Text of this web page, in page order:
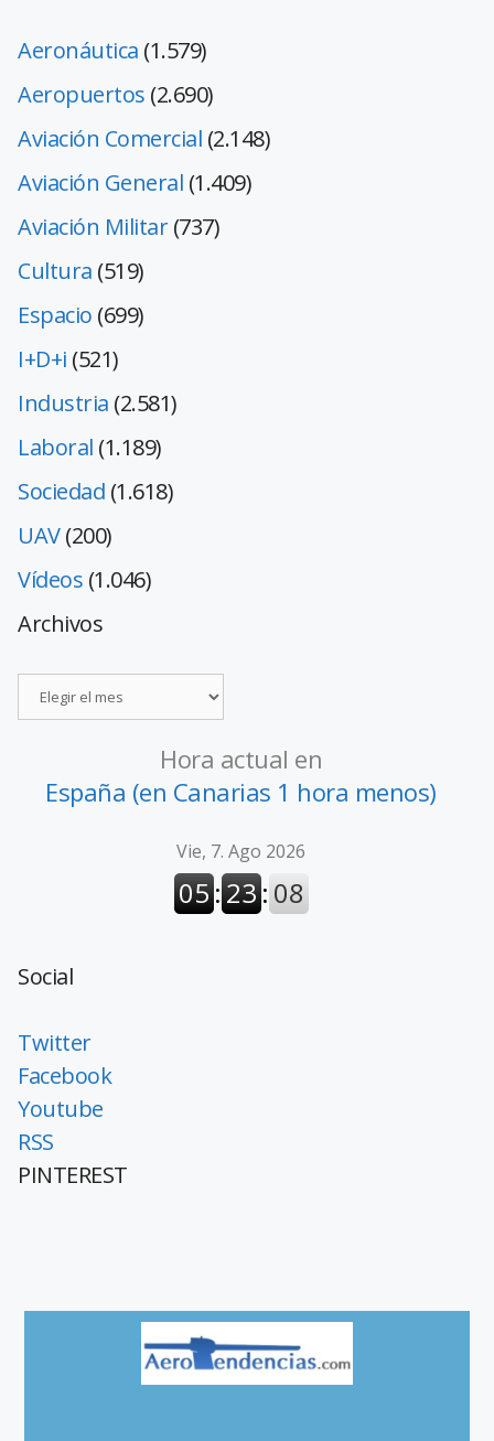
Aeronáutica (1.579)
Aeropuertos (2.690)
Aviación Comercial (2.148)
Aviación General (1.409)
Aviación Militar(737)
Cultura (519)
Espacio (699)
I+D+i (521)
Industria (2.581)
Laboral (1.189)
Sociedad (1.618)
UAV(200)
Vídeos (1.046)
Archivos
Hora actual en
España (en Canarias 1 hora menos)
Social
Twitter
Facebook
Youtube
RSS
PINTEREST